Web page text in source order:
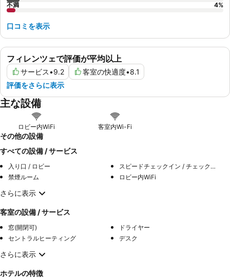
フィレンツェで評価が平均以上
サービス•9.2 客室の快適度•8.1
評価をさらに表示
不満
4%
口コミを表示
主な設備
ロビー内WiFi 客室内Wi-Fi
その他の設備
すべての設備 / サービス
入り口 / ロビー
スピードチェックイン / チェックアウト
禁煙ルーム
ロビー内WiFi
さらに表示
客室の設備 / サービス
窓(開閉可)
ドライヤー
セントラルヒーティング
デスク
さらに表示
ホテルの特徴